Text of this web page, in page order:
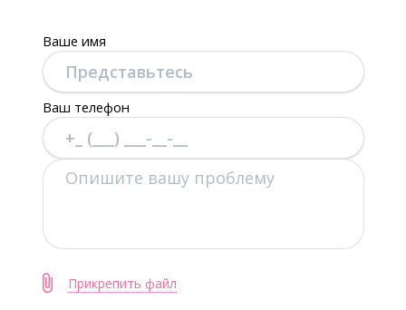
Ваше имя
Ваш телефон
Прикрепить файл